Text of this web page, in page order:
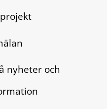
nyheter och